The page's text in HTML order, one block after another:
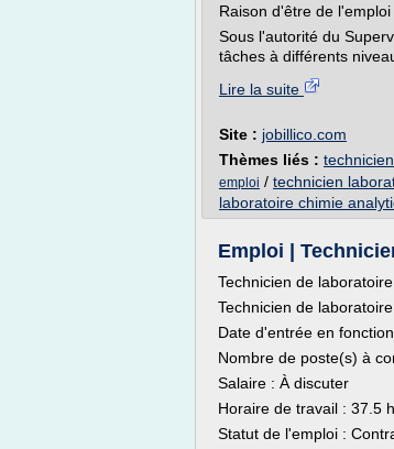
Raison d'être de l'emploi
Sous l'autorité du
tâches à différents
Lire la suite
Site : jobillico.com
Thèmes liés :
emploi / technicien
laboratoire chimie
Emploi |
Technicien de
Technicien de
Date d'entrée en
Nombre de poste(s) à
Salaire : À discuter
Horaire de travail : 37.5
Statut de l'emploi :